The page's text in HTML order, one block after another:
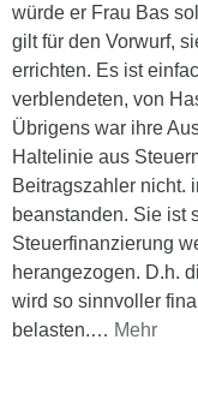
würde er Frau Bas
gilt für den Vorwurf,
errichten. Es ist
verblendeten, von
Übrigens war ihre
Haltelinie aus
Beitragszahler nicht.
beanstanden. Sie ist
Steuerfinanzierung
herangezogen. D.h.
wird so sinnvoller
belasten.… Mehr